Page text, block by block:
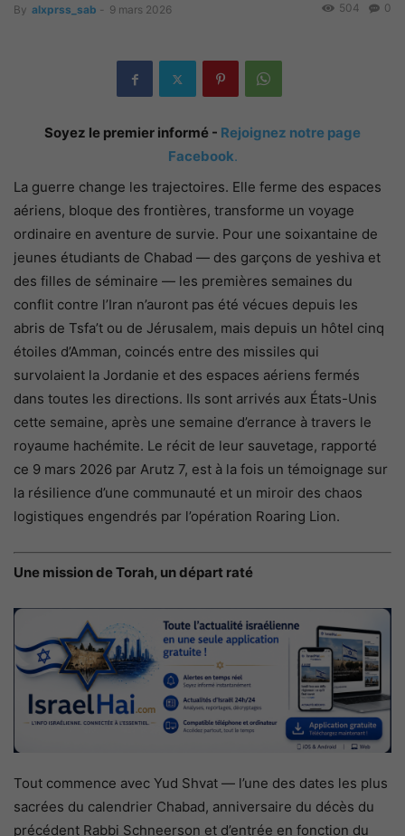
By alxprss_sab - 9 mars 2026 0
504
Soyez le premier informé - Rejoignez notre page
Facebook.
La guerre change les trajectoires. Elle ferme des espaces
aériens, bloque des frontières, transforme un voyage
ordinaire en aventure de survie. Pour une soixantaine de
jeunes étudiants de Chabad — des garçons de yeshiva et
des filles de séminaire — les premières semaines du
conflit contre l’Iran n’auront pas été vécues depuis les
abris de Tsfa’t ou de Jérusalem, mais depuis un hôtel cinq
étoiles d’Amman, coincés entre des missiles qui
survolaient la Jordanie et des espaces aériens fermés
dans toutes les directions. Ils sont arrivés aux États-Unis
cette semaine, après une semaine d’errance à travers le
royaume hachémite. Le récit de leur sauvetage, rapporté
ce 9 mars 2026 par Arutz 7, est à la fois un témoignage sur
la résilience d’une communauté et un miroir des chaos
logistiques engendrés par l’opération Roaring Lion.
Une mission de Torah, un départ raté
Tout commence avec Yud Shvat — l’une des dates les plus
sacrées du calendrier Chabad, anniversaire du décès du
précédent Rabbi Schneerson et d’entrée en fonction du